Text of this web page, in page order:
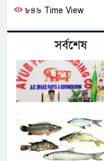
৮৪৬ Time View
সর্বশেষ